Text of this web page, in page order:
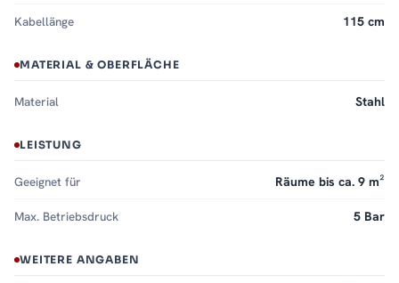
Kabellänge 115 cm
MATERIAL & OBERFLÄCHE
Material Stahl
LEISTUNG
Geeignet für Räume bis ca. 9 m²
Max. Betriebsdruck 5 Bar
WEITERE ANGABEN